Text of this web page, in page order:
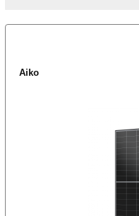
Aiko